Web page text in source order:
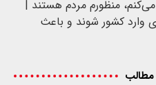
منظورم مردم هستند |
وارد کشور شوند و باعث